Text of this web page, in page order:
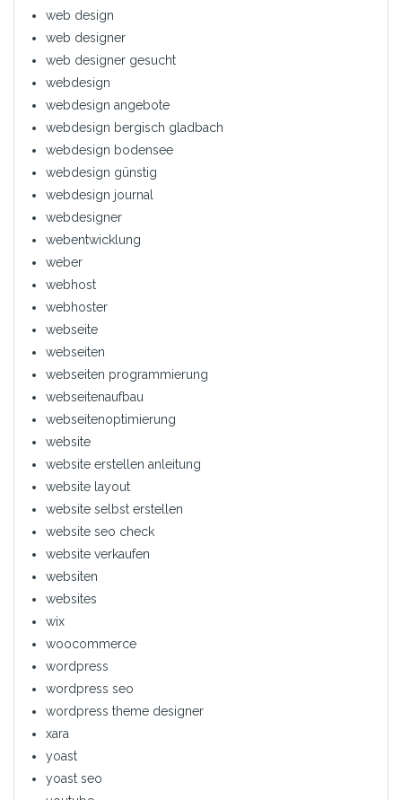
web design
web designer
web designer gesucht
webdesign
webdesign angebote
webdesign bergisch gladbach
webdesign bodensee
webdesign günstig
webdesign journal
webdesigner
webentwicklung
weber
webhost
webhoster
webseite
webseiten
webseiten programmierung
webseitenaufbau
webseitenoptimierung
website
website erstellen anleitung
website layout
website selbst erstellen
website seo check
website verkaufen
websiten
websites
wix
woocommerce
wordpress
wordpress seo
wordpress theme designer
xara
yoast
yoast seo